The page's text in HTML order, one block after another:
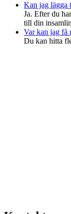
Kan jag lägga
Ja. Efter du
till din
Var kan jag få
Du kan hitta